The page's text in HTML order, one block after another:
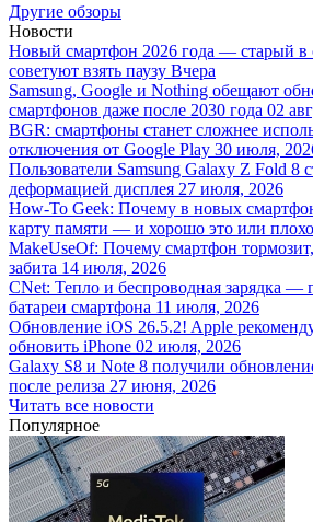
Другие обзоры
Новости
Новый смартфон 2026 года — старый в
советуют взять паузу Вчера
Samsung, Google и Nothing обещают
смартфонов даже после 2030 года 02
BGR: смартфоны станет сложнее
отключения от Google Play 30 июля,
Пользователи Samsung Galaxy Z Fold 8
деформацией дисплея 27 июля, 2026
How-To Geek: Почему в новых
карту памяти — и хорошо это или плохо
MakeUseOf: Почему смартфон
забита 14 июля, 2026
CNet: Тепло и беспроводная зарядка —
батареи смартфона 11 июля, 2026
Обновление iOS 26.5.2! Apple
обновить iPhone 02 июля, 2026
Galaxy S8 и Note 8 получили
после релиза 27 июня, 2026
Читать все новости
Популярное